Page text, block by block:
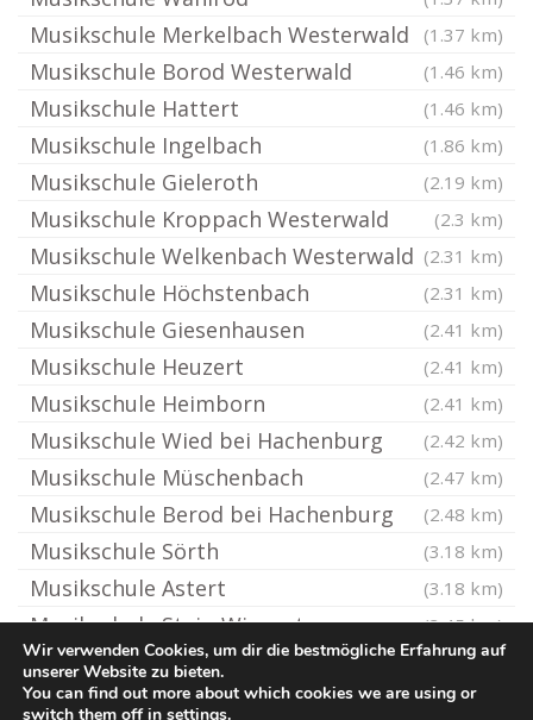
Musikschule Merkelbach Westerwald (1.37 km)
Musikschule Borod Westerwald (1.46 km)
Musikschule Hattert (1.46 km)
Musikschule Ingelbach (1.86 km)
Musikschule Gieleroth (2.19 km)
Musikschule Kroppach Westerwald (2.3 km)
Musikschule Welkenbach Westerwald (2.31 km)
Musikschule Höchstenbach (2.31 km)
Musikschule Giesenhausen (2.41 km)
Musikschule Heuzert (2.41 km)
Musikschule Heimborn (2.41 km)
Musikschule Wied bei Hachenburg (2.42 km)
Musikschule Müschenbach (2.47 km)
Musikschule Berod bei Hachenburg (2.48 km)
Musikschule Sörth (3.18 km)
Musikschule Astert (3.18 km)
Musikschule Stein-Wingert (3.45 km)
© Ton-Musikschule.de
Wir verwenden Cookies, um dir die bestmögliche Erfahrung auf
unserer Website zu bieten.
You can find out more about which cookies we are using or
switch them off in settings.